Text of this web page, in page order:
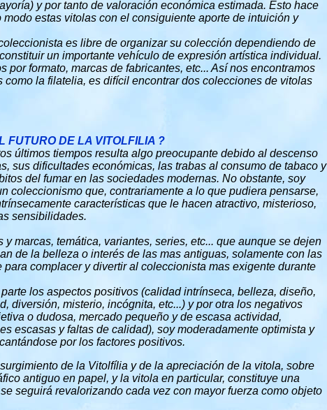
y por tanto de valoración económica estimada. Esto hace
estas vitolas con el consiguiente aporte de intuición y
es libre de organizar su colección dependiendo de
un importante vehículo de expresión artística individual.
por formato, marcas de fabricantes, etc... Así nos encontramos
la filatelia, es difícil encontrar dos colecciones de vitolas
FUTURO DE LA VITOLFILIA ?
últimos tiempos resulta algo preocupante debido al descenso
sus dificultades económicas, las trabas al consumo de tabaco y
del fumar en las sociedades modernas. No obstante, soy
coleccionismo que, contrariamente a lo que pudiera pensarse,
características que le hacen atractivo, misterioso,
sensibilidades.
marcas, temática, variantes, series, etc... que aunque se dejen
de la belleza o interés de las mas antiguas, solamente con las
complacer y divertir al coleccionista mas exigente durante
los aspectos positivos (calidad intrínseca, belleza, diseño,
diversión, misterio, incógnita, etc...) y por otra los negativos
o dudosa, mercado pequeño y de escasa actividad,
escasas y faltas de calidad), soy moderadamente optimista y
por los factores positivos.
de la Vitolfília y de la apreciación de la vitola, sobre
antiguo en papel, y la vitola en particular, constituye una
seguirá revalorizando cada vez con mayor fuerza como objeto